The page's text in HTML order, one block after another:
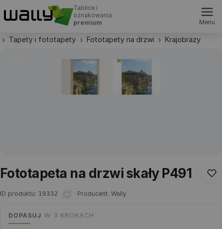
Tablice i
oznakowania
premium
Menu
Tapety i fototapety Fototapety na drzwi Krajobrazy
Fototapeta na drzwi skały P491
ID produktu: 19332 · Producent: Wally
DOPASUJ W 3 KROKACH